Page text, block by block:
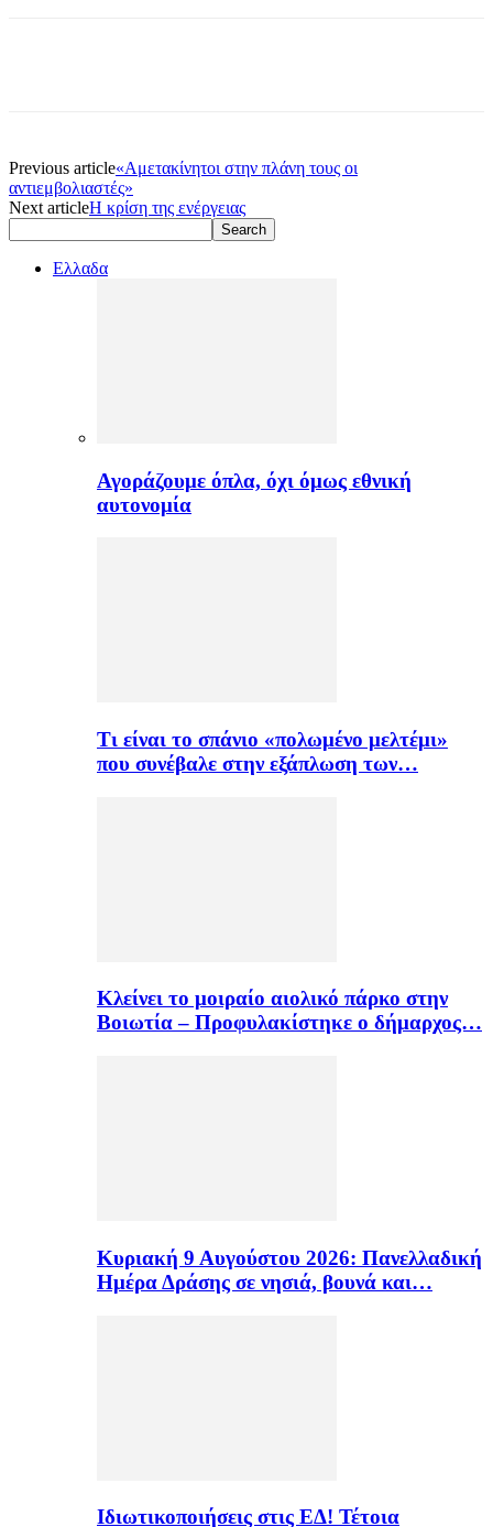
Previous article«Αμετακίνητοι στην πλάνη τους οι
αντιεμβολιαστές»
Next articleH κρίση της ενέργειας
Ελλαδα
Αγοράζουμε όπλα, όχι όμως εθνική
αυτονομία
Τι είναι το σπάνιο «πολωμένο μελτέμι»
που συνέβαλε στην εξάπλωση των…
Κλείνει το μοιραίο αιολικό πάρκο στην
Βοιωτία – Προφυλακίστηκε ο δήμαρχος…
Κυριακή 9 Αυγούστου 2026: Πανελλαδική
Ημέρα Δράσης σε νησιά, βουνά και…
Ιδιωτικοποιήσεις στις ΕΔ! Τέτοια